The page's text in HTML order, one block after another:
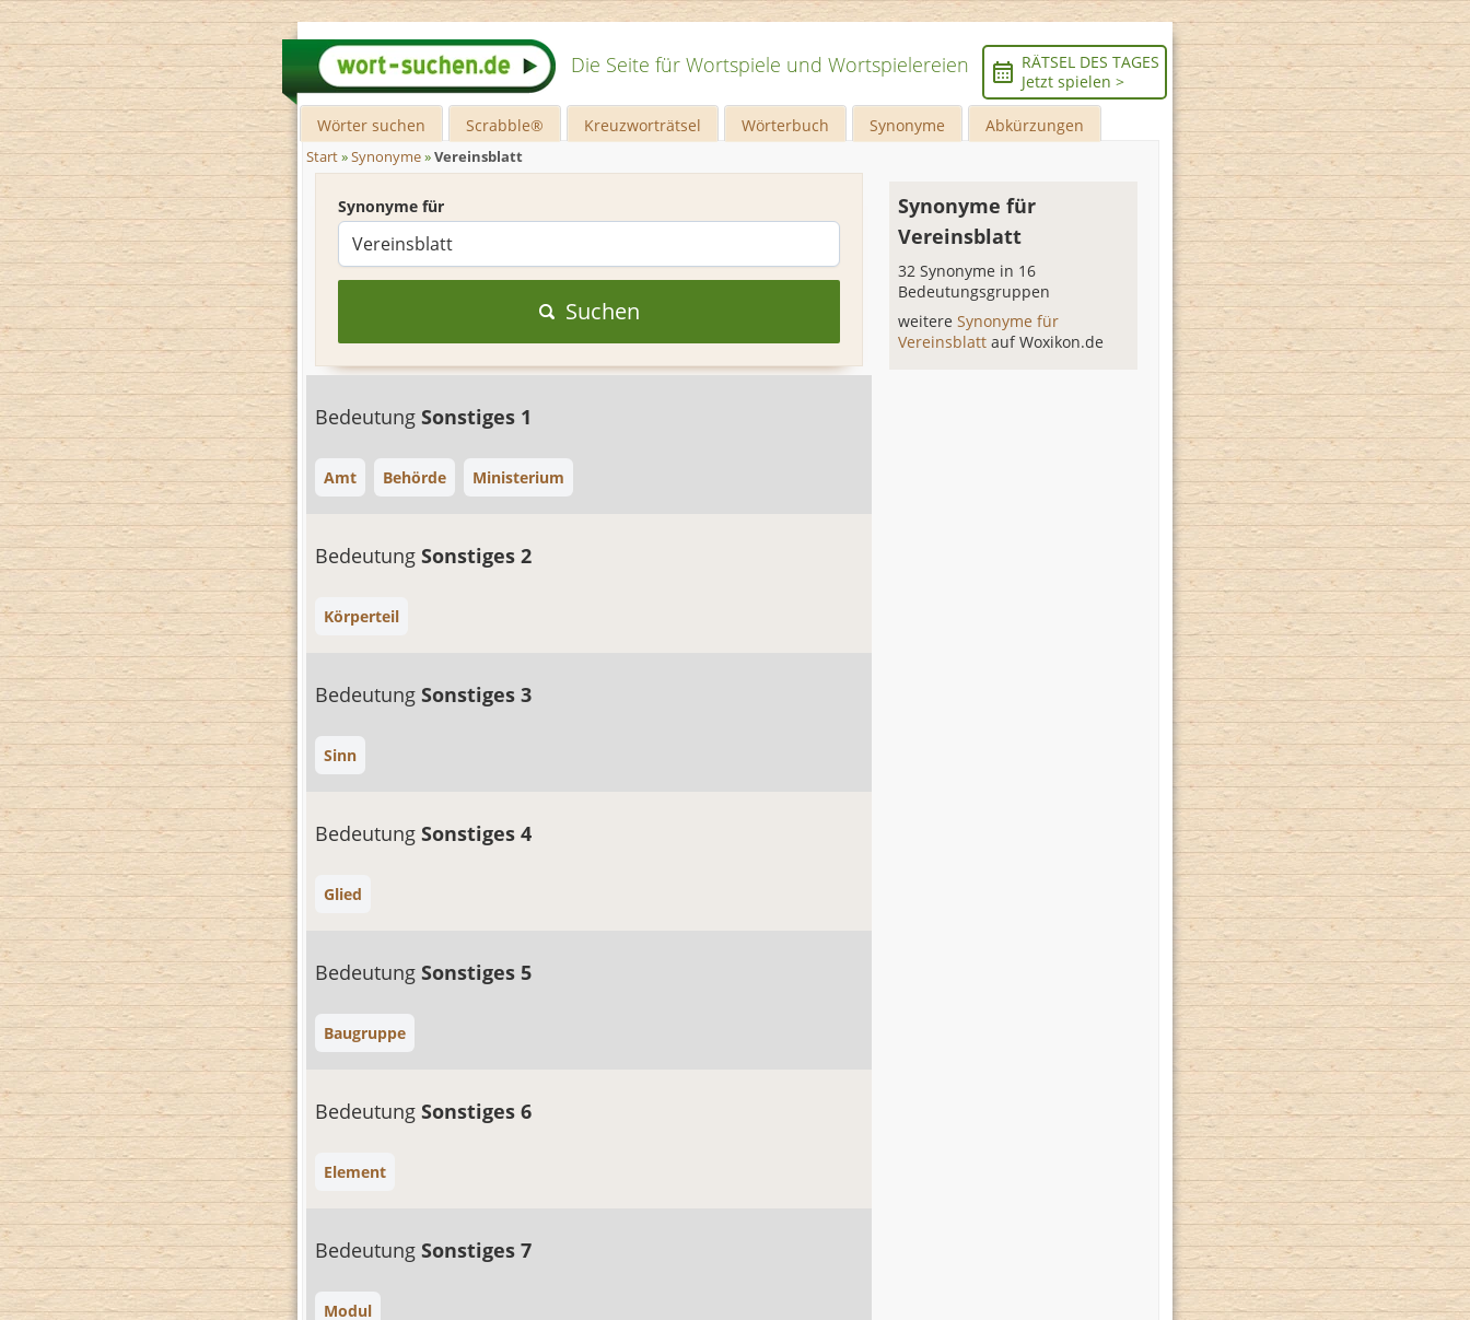
Die Seite für Wortspiele und Wortspielereien
RÄTSEL DES TAGES
Jetzt spielen >
Wörter suchen Scrabble® Kreuzworträtsel Wörterbuch Synonyme Abkürzungen
Start»Synonyme»Vereinsblatt
Synonyme für
Suchen
Bedeutung Sonstiges 1
Amt Behörde Ministerium
Bedeutung Sonstiges 2
Körperteil
Bedeutung Sonstiges 3
Sinn
Bedeutung Sonstiges 4
Glied
Bedeutung Sonstiges 5
Baugruppe
Bedeutung Sonstiges 6
Element
Bedeutung Sonstiges 7
Modul
Synonyme für
Vereinsblatt
32 Synonyme in 16
Bedeutungsgruppen
weitereSynonyme für
Vereinsblattauf Woxikon.de